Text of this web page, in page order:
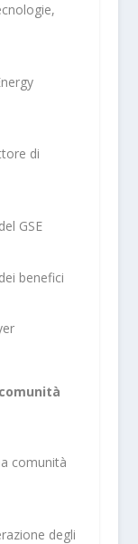
di
GSE
benefici
comunità
degli